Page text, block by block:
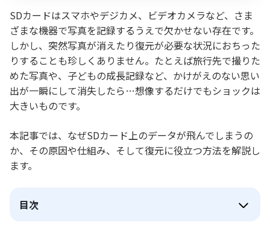
SDカードはスマホやデジカメ、ビデオカメラなど、さま
ざまな機器で写真を記録するうえで欠かせない存在です。
しかし、突然写真が消えたり復元が必要な状況におちった
りすることも珍しくありません。たとえば旅行先で撮りた
めた写真や、子どもの成長記録など、かけがえのない思い
出が一瞬にして消失したら…想像するだけでもショックは
大きいものです。
本記事では、なぜSDカード上のデータが飛んでしまうの
か、その原因や仕組み、そして復元に役立つ方法を解説し
ます。
目次